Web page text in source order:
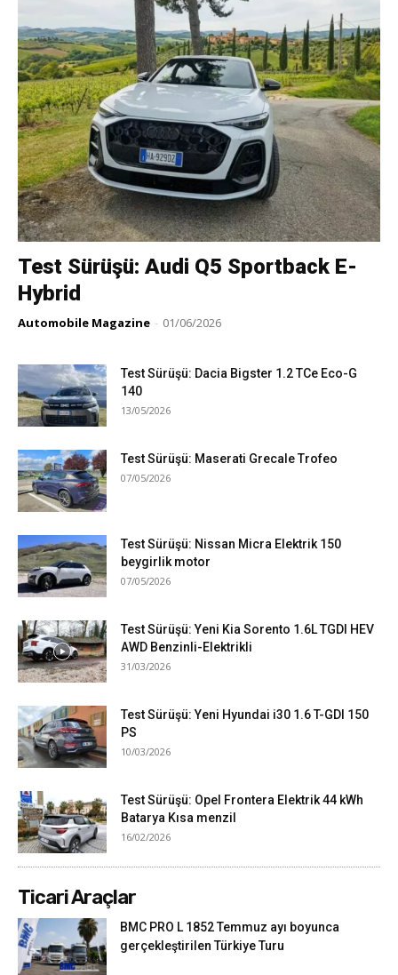
Test Sürüşü: Audi Q5 Sportback E-
Hybrid
Automobile Magazine - 01/06/2026
Test Sürüşü: Dacia Bigster 1.2 TCe Eco-G
140
13/05/2026
Test Sürüşü: Maserati Grecale Trofeo
07/05/2026
Test Sürüşü: Nissan Micra Elektrik 150
beygirlik motor
07/05/2026
Test Sürüşü: Yeni Kia Sorento 1.6L TGDI HEV
AWD Benzinli-Elektrikli
31/03/2026
Test Sürüşü: Yeni Hyundai i30 1.6 T-GDI 150
PS
10/03/2026
Test Sürüşü: Opel Frontera Elektrik 44 kWh
Batarya Kısa menzil
16/02/2026
Ticari Araçlar
BMC PRO L 1852 Temmuz ayı boyunca
gerçekleştirilen Türkiye Turu